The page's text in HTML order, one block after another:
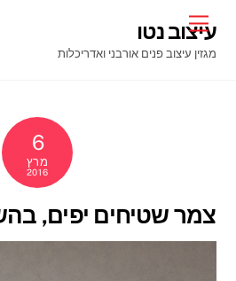
content
Menu
עיצוב נטו
מגזין עיצוב פנים אורבני ואדריכלות
6
מרץ
2016
צמר שטיחים יפים,